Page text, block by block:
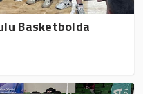
Basketbolda